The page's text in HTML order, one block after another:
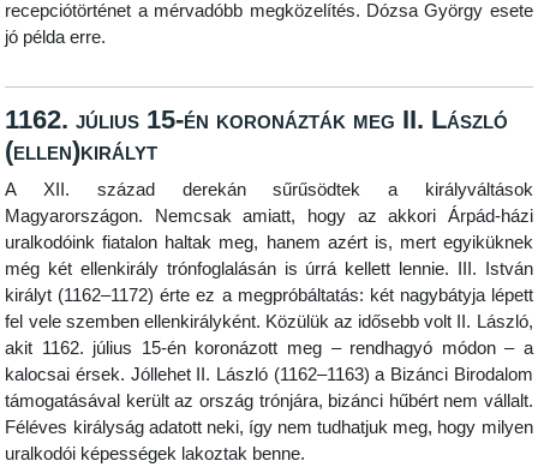
recepciótörténet a mérvadóbb megközelítés. Dózsa György esete
jó példa erre.
1162. július 15-én koronázták meg II. László
(ellen)királyt
A XII. század derekán sűrűsödtek a királyváltások
Magyarországon. Nemcsak amiatt, hogy az akkori Árpád-házi
uralkodóink fiatalon haltak meg, hanem azért is, mert egyiküknek
még két ellenkirály trónfoglalásán is úrrá kellett lennie. III. István
királyt (1162–1172) érte ez a megpróbáltatás: két nagybátyja lépett
fel vele szemben ellenkirályként. Közülük az idősebb volt II. László,
akit 1162. július 15-én koronázott meg – rendhagyó módon – a
kalocsai érsek. Jóllehet II. László (1162–1163) a Bizánci Birodalom
támogatásával került az ország trónjára, bizánci hűbért nem vállalt.
Féléves királyság adatott neki, így nem tudhatjuk meg, hogy milyen
uralkodói képességek lakoztak benne.